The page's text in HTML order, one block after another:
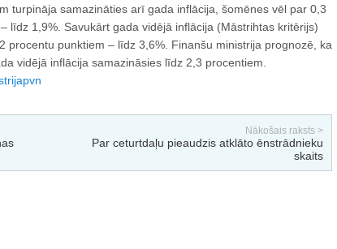
turpināja samazināties arī gada inflācija, šomēnes vēl par 0,3
līdz 1,9%. Savukārt gada vidējā inflācija (Māstrihtas kritērijs)
procentu punktiem – līdz 3,6%. Finanšu ministrija prognozē, ka
vidējā inflācija samazināsies līdz 2,3 procentiem.
pvn
Nākošais raksts >
Par ceturtdaļu pieaudzis atklāto ēnstrādnieku
skaits